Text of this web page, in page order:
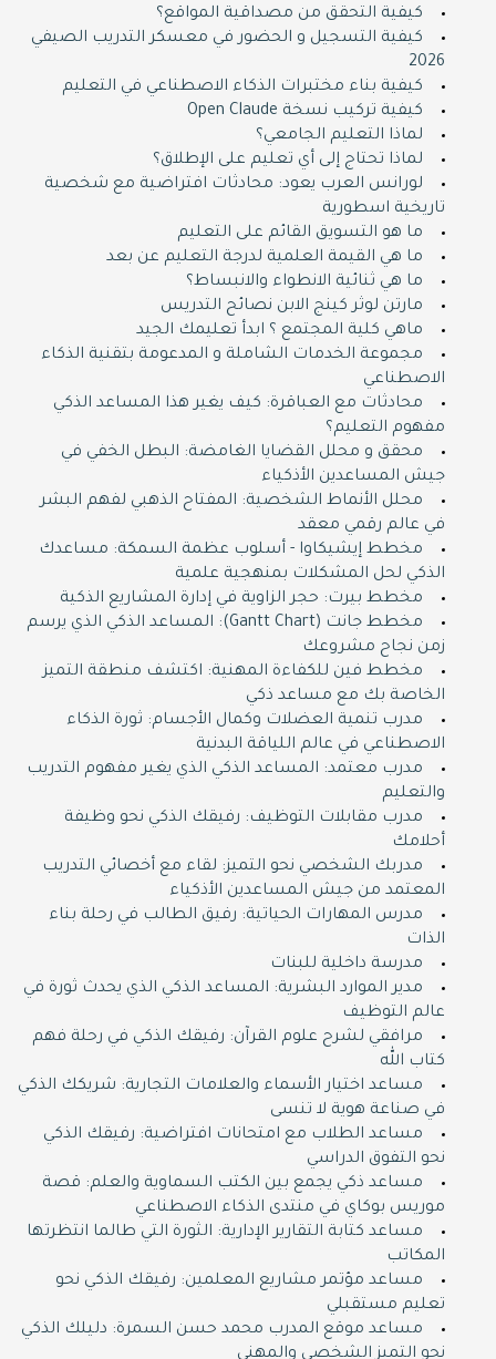
كيفية التحقق من مصداقية المواقع؟
كيفية التسجيل و الحضور في معسكر التدريب الصيفي
2026
كيفية بناء مختبرات الذكاء الاصطناعي في التعليم
كيفية تركيب نسخة Open Claude
لماذا التعليم الجامعي؟
لماذا تحتاج إلى أي تعليم على الإطلاق؟
لورانس العرب يعود: محادثات افتراضية مع شخصية
تاريخية اسطورية
ما هو التسويق القائم على التعليم
ما هي القيمة العلمية لدرجة التعليم عن بعد
ما هي ثنائية الانطواء والانبساط؟
مارتن لوثر كينج الابن نصائح التدريس
ماهي كلية المجتمع ؟ ابدأ تعليمك الجيد
مجموعة الخدمات الشاملة و المدعومة بتقنية الذكاء
الاصطناعي
محادثات مع العباقرة: كيف يغير هذا المساعد الذكي
مفهوم التعليم؟
محقق و محلل القضايا الغامضة: البطل الخفي في
جيش المساعدين الأذكياء
محلل الأنماط الشخصية: المفتاح الذهبي لفهم البشر
في عالم رقمي معقد
مخطط إيشيكاوا - أسلوب عظمة السمكة: مساعدك
الذكي لحل المشكلات بمنهجية علمية
مخطط بيرت: حجر الزاوية في إدارة المشاريع الذكية
مخطط جانت (Gantt Chart): المساعد الذكي الذي يرسم
زمن نجاح مشروعك
مخطط فين للكفاءة المهنية: اكتشف منطقة التميز
الخاصة بك مع مساعد ذكي
مدرب تنمية العضلات وكمال الأجسام: ثورة الذكاء
الاصطناعي في عالم اللياقة البدنية
مدرب معتمد: المساعد الذكي الذي يغير مفهوم التدريب
والتعليم
مدرب مقابلات التوظيف: رفيقك الذكي نحو وظيفة
أحلامك
مدربك الشخصي نحو التميز: لقاء مع أخصائي التدريب
المعتمد من جيش المساعدين الأذكياء
مدرس المهارات الحياتية: رفيق الطالب في رحلة بناء
الذات
مدرسة داخلية للبنات
مدير الموارد البشرية: المساعد الذكي الذي يحدث ثورة في
عالم التوظيف
مرافقي لشرح علوم القرآن: رفيقك الذكي في رحلة فهم
كتاب الله
مساعد اختيار الأسماء والعلامات التجارية: شريكك الذكي
في صناعة هوية لا تنسى
مساعد الطلاب مع امتحانات افتراضية: رفيقك الذكي
نحو التفوق الدراسي
مساعد ذكي يجمع بين الكتب السماوية والعلم: قصة
موريس بوكاي في منتدى الذكاء الاصطناعي
مساعد كتابة التقارير الإدارية: الثورة التي طالما انتظرتها
المكاتب
مساعد مؤتمر مشاريع المعلمين: رفيقك الذكي نحو
تعليم مستقبلي
مساعد موقع المدرب محمد حسن السمرة: دليلك الذكي
نحو التميز الشخصي والمهني